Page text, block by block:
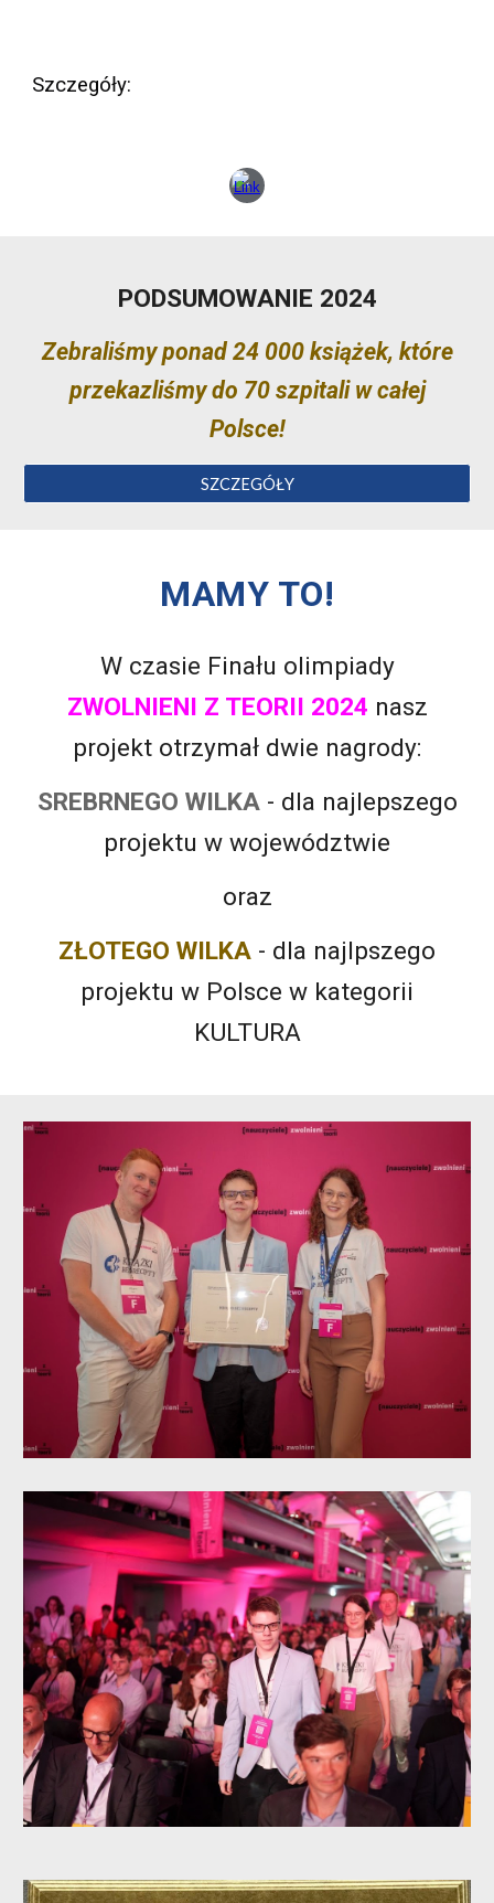
Szczegóły:
PODSUMOWANIE 2024
Zebraliśmy ponad 24 000 książek, które
przekazliśmy do 70 szpitali w całej
Polsce!
SZCZEGÓŁY
MAMY TO!
W czasie Finału olimpiady
ZWOLNIENI Z TEORII 2024 nasz
projekt otrzymał dwie nagrody:
SREBRNEGO WILKA- dla najlepszego
projektu w województwie
oraz
ZŁOTEGO WILKA - dla najlpszego
projektu w Polsce w kategorii
KULTURA